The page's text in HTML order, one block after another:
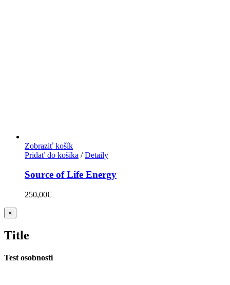
Zobraziť košík
Pridať do košíka / Detaily
Source of Life Energy
250,00€
Zatvoriť
rýchle
produktu
×
Title
Test osobnosti